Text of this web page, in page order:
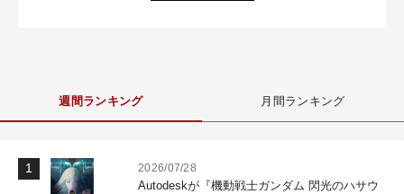
週間ランキング 月間ランキング
2026/07/28
Autodeskが『機動戦士ガンダム 閃光のハサウ